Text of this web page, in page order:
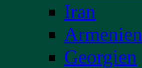
Iran
Armenien
Georgien